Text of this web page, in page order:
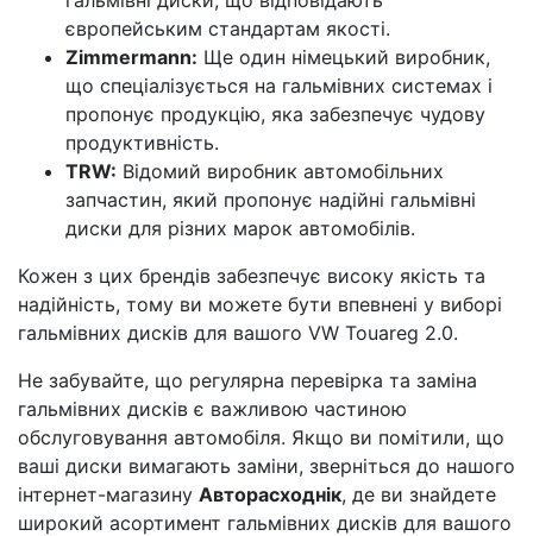
європейським стандартам якості.
Zimmermann: Ще один німецький виробник,
що спеціалізується на гальмівних системах і
пропонує продукцію, яка забезпечує чудову
продуктивність.
TRW: Відомий виробник автомобільних
запчастин, який пропонує надійні гальмівні
диски для різних марок автомобілів.
Кожен з цих брендів забезпечує високу якість та
надійність, тому ви можете бути впевнені у виборі
гальмівних дисків для вашого VW Touareg 2.0.
Не забувайте, що регулярна перевірка та заміна
гальмівних дисків є важливою частиною
обслуговування автомобіля. Якщо ви помітили, що
ваші диски вимагають заміни, зверніться до нашого
інтернет-магазину Авторасходнік, де ви знайдете
широкий асортимент гальмівних дисків для вашого